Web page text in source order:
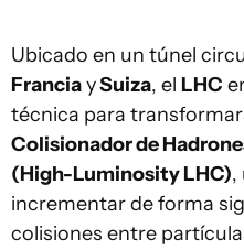
Ubicado en un túnel
FranciaySuiza, el LHC
técnica para
Colisionador de
(High-Luminosity LHC),
incrementar de forma
colisiones entre